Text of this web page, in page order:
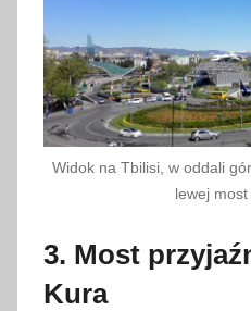
Widok na Tbilisi, w oddali
lewej
3. Most
Kura